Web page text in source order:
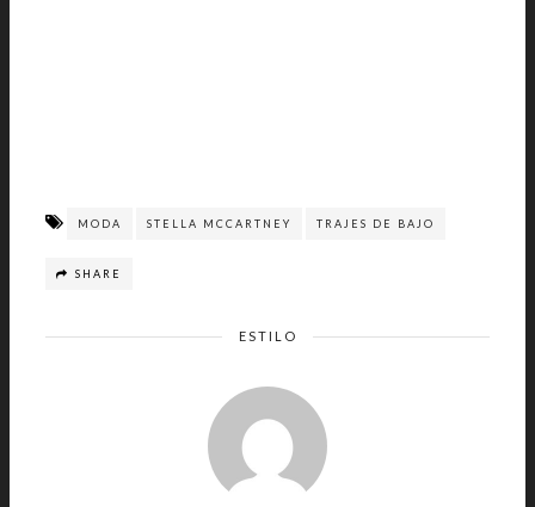
MODA STELLA MCCARTNEY TRAJES DE BAJO
SHARE
ESTILO